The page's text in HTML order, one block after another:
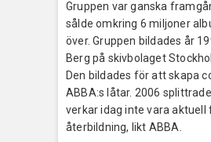
Gruppen var ganska
sålde omkring 6 miljoner
över. Gruppen bildades år
Berg på skivbolaget
Den bildades för att skapa
ABBA:s låtar. 2006
verkar idag inte vara aktuell
återbildning, likt ABBA.